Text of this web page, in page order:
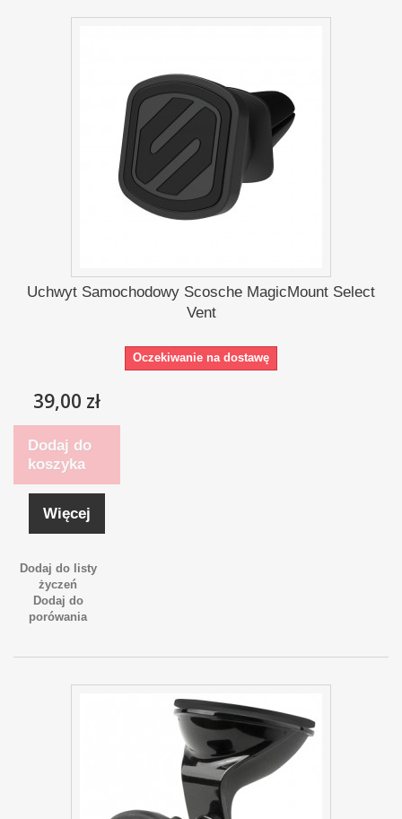
Uchwyt Samochodowy Scosche MagicMount Select
Vent
Oczekiwanie na dostawę
39,00 zł
Dodaj do
koszyka
Więcej
Dodaj do listy
życzeń
Dodaj do
porówania